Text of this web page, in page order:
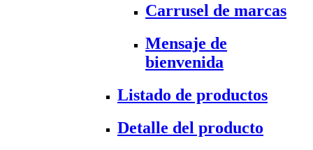
Carrusel de marcas
Mensaje de
bienvenida
Listado de productos
Detalle del producto